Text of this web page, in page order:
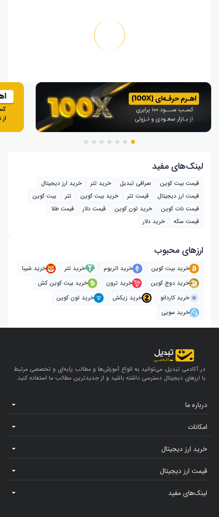
لینک‌های مفید
قیمت بیت کوین صرافی تبدیل خرید تتر
خرید ارز دیجیتال
قیمت ارز دیجیتال
قیمت تتر خرید بیت‌ کوین تتر
بیت کوین
قیمت نات کوین
خرید تون کوین قیمت دلار
قیمت طلا
قیمت سکه
خرید دلار
ارز‌های محبوب
خرید بیت کوین خرید اتریوم خرید تتر
خرید شیبا
خرید دوج کوین
خرید ترون
خرید بیت کوین کش
خرید کاردانو
خرید زیکش
خرید تون کوین
خرید سویی
در آکادمی تبدیل، می‌توانید به انواع آموزش‌ها و مطالب پایه‌ای و تخصصی مرتبط
با ارزهای دیجیتال دسترسی داشته باشید و از جدیدترین مطالب ما استفاده کنید.
درباره ما
امکانات
خرید ارز دیجیتال
قیمت ارز دیجیتال
لینک‌های مفید